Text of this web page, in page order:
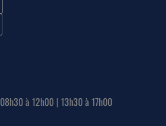
08h30 à 12h00 | 13h30 à 17h00